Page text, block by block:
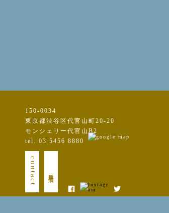
150-0034
東京都渋谷区代官山町20-20
モンシェリー代官山B2
tel. 03 5456 8880
contact